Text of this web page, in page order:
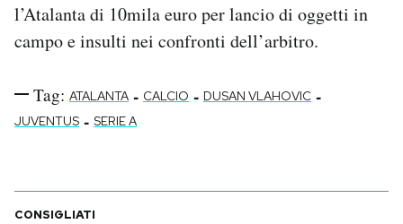
l’Atalanta di 10mila euro per lancio di oggetti in
campo e insulti nei confronti dell’arbitro.
Tag: ATALANTA - CALCIO - DUSAN VLAHOVIC -
JUVENTUS - SERIE A
CONSIGLIATI